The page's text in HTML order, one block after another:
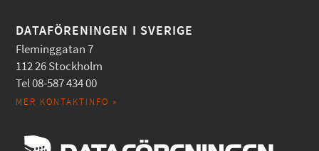
DATAFÖRENINGEN I SVERIGE
Fleminggatan 7
112 26 Stockholm
Tel 08-587 434 00
MER KONTAKTINFO »